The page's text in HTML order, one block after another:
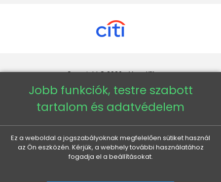
Copyright © 2026 - Veneti™
Veneti HU
Veneti CZ
Veneti DE
Jobb funkciók, testre szabott
tartalom és adatvédelem
Ez a weboldal a jogszabályoknak megfelelően sütiket használ
az Ön eszközén. Kérjük, a webhely további használatához
fogadja el a beállításokat.